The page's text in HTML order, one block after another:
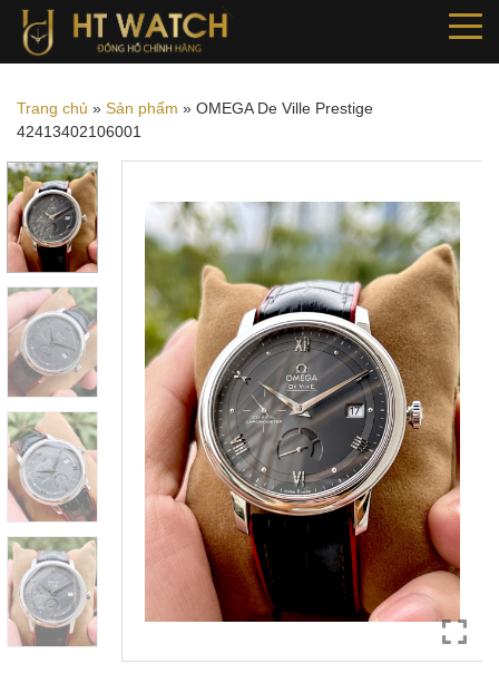
Trang chủ » Sản phẩm » OMEGA De Ville Prestige
42413402106001